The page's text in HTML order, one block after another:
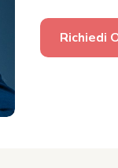
Richiedi